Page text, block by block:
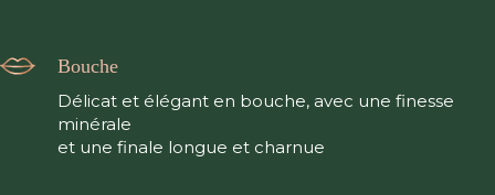
Bouche
Délicat et élégant en bouche, avec une finesse
minérale
et une finale longue et charnue